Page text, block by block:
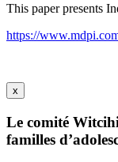
This paper presents
https://
x
Le comité
familles